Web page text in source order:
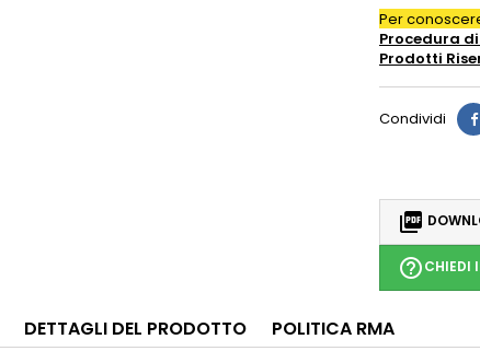
Per
Procedura
Prodotti
Condividi

help_outlineCHIEDI
DETTAGLI DEL PRODOTTO POLITICA RMA